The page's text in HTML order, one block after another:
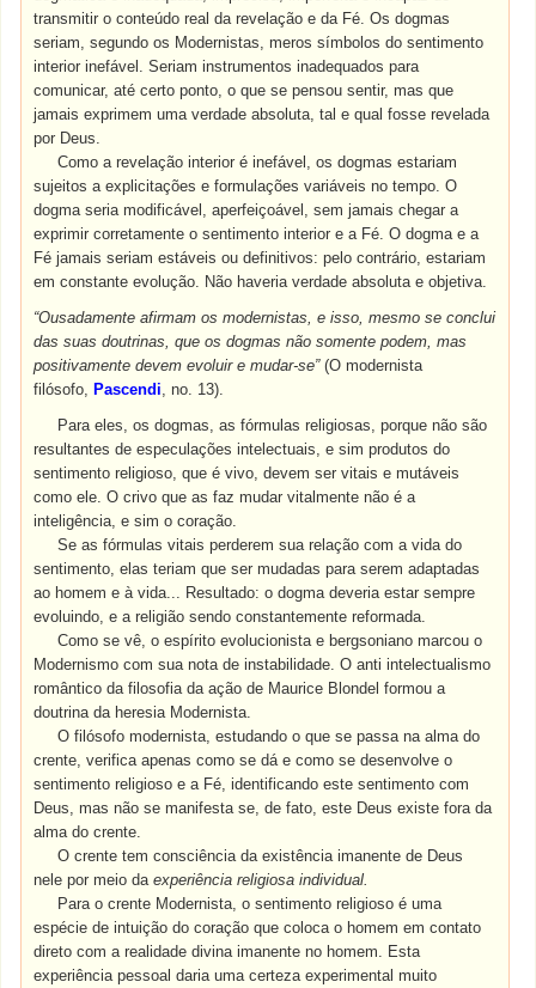
transmitir o conteúdo real da revelação e da Fé. Os dogmas
seriam, segundo os Modernistas, meros símbolos do sentimento
interior inefável. Seriam instrumentos inadequados para
comunicar, até certo ponto, o que se pensou sentir, mas que
jamais exprimem uma verdade absoluta, tal e qual fosse revelada
por Deus.
Como a revelação interior é inefável, os dogmas estariam
sujeitos a explicitações e formulações variáveis no tempo. O
dogma seria modificável, aperfeiçoável, sem jamais chegar a
exprimir corretamente o sentimento interior e a Fé. O dogma e a
Fé jamais seriam estáveis ou definitivos: pelo contrário, estariam
em constante evolução. Não haveria verdade absoluta e objetiva.
“Ousadamente afirmam os modernistas, e isso, mesmo se conclui
das suas doutrinas, que os dogmas não somente podem, mas
positivamente devem evoluir e mudar-se”(O modernista
filósofo, Pascendi , no. 13).
Para eles, os dogmas, as fórmulas religiosas, porque não são
resultantes de especulações intelectuais, e sim produtos do
sentimento religioso, que é vivo, devem ser vitais e mutáveis
como ele. O crivo que as faz mudar vitalmente não é a
inteligência, e sim o coração.
Se as fórmulas vitais perderem sua relação com a vida do
sentimento, elas teriam que ser mudadas para serem adaptadas
ao homem e à vida... Resultado: o dogma deveria estar sempre
evoluindo, e a religião sendo constantemente reformada.
Como se vê, o espírito evolucionista e bergsoniano marcou o
Modernismo com sua nota de instabilidade. O anti intelectualismo
romântico da filosofia da ação de Maurice Blondel formou a
doutrina da heresia Modernista.
O filósofo modernista, estudando o que se passa na alma do
crente, verifica apenas como se dá e como se desenvolve o
sentimento religioso e a Fé, identificando este sentimento com
Deus, mas não se manifesta se, de fato, este Deus existe fora da
alma do crente.
O crente tem consciência da existência imanente de Deus
nele por meio daexperiência religiosa individual.
Para o crente Modernista, o sentimento religioso é uma
espécie de intuição do coração que coloca o homem em contato
direto com a realidade divina imanente no homem. Esta
experiência pessoal daria uma certeza experimental muito